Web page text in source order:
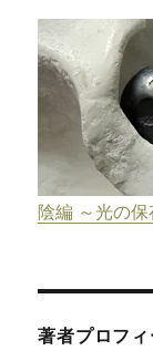
陰編 ～光の
著者プロフ